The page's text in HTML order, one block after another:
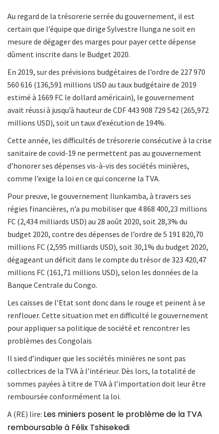
Au regard de la trésorerie serrée du gouvernement, il est
certain que l’équipe que dirige Sylvestre Ilunga ne soit en
mesure de dégager des marges pour payer cette dépense
dûment inscrite dans le Budget 2020.
En 2019, sur des prévisions budgétaires de l’ordre de 227 970
560 616 (136,591 millions USD au taux budgétaire de 2019
estimé à 1669 FC le dollard américain), le gouvernement
avait réussi à jusqu’à hauteur de CDF 443 908 729 542 (265,972
millions USD), soit un taux d’exécution de 194%.
Cette année, les difficultés de trésorerie consécutive à la crise
sanitaire de covid-19 ne permettent pas au gouvernement
d’honorer ses dépenses vis-à-vis des sociétés minières,
comme l’exige la loi en ce qui concerne la TVA.
Pour preuve, le gouvernement Ilunkamba, à travers ses
régies financières, n’a pu mobiliser que 4 868 400,23 millions
FC (2,434 milliards USD) au 28 août 2020, soit 28,3% du
budget 2020, contre des dépenses de l’ordre de 5 191 820,70
millions FC (2,595 milliards USD), soit 30,1% du budget 2020,
dégageant un déficit dans le compte du trésor de 323 420,47
millions FC (161,71 millions USD), selon les données de la
Banque Centrale du Congo.
Les caisses de l’Etat sont donc dans le rouge et peinent à se
renflouer. Cette situation met en difficulté le gouvernement
pour appliquer sa politique de société et rencontrer les
problèmes des Congolais
Il sied d’indiquer que les sociétés minières ne sont pas
collectrices de la TVA à l’intérieur. Dès lors, la totalité de
sommes payées à titre de TVA à l’importation doit leur être
remboursée conformément la loi.
A (RE) lire: Les miniers posent le problème de la TVA
remboursable à Félix Tshisekedi